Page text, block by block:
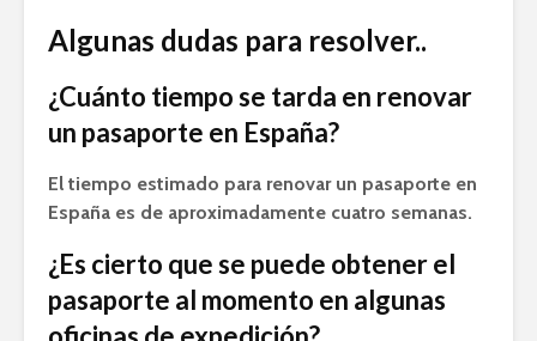
Algunas dudas para resolver..
¿Cuánto tiempo se tarda en renovar
un pasaporte en España?
El tiempo estimado para renovar un pasaporte en
España es de aproximadamente cuatro semanas.
¿Es cierto que se puede obtener el
pasaporte al momento en algunas